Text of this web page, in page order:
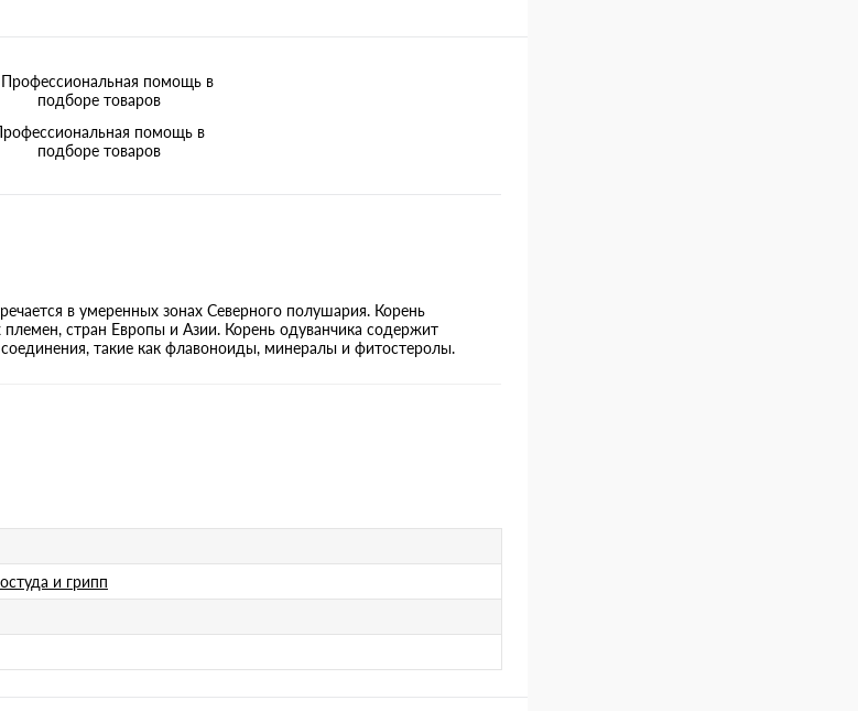
помощь в
подборе товаров
в умеренных зонах Северного полушария. Корень
племен, стран Европы и Азии. Корень одуванчика содержит
такие как флавоноиды, минералы и фитостеролы.
и грипп